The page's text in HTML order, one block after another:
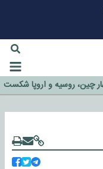
چین، روسیه و اروپا شکست